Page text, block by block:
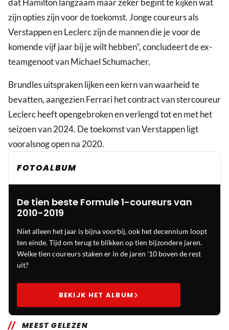
dat Hamilton langzaam maar zeker begint te kijken wat
zijn opties zijn voor de toekomst. Jonge coureurs als
Verstappen en Leclerc zijn de mannen die je voor de
komende vijf jaar bij je wilt hebben", concludeert de ex-
teamgenoot van Michael Schumacher.
Brundles uitspraken lijken een kern van waarheid te
bevatten, aangezien Ferrari het contract van stercoureur
Leclerc heeft opengebroken en verlengd tot en met het
seizoen van 2024. De toekomst van Verstappen ligt
vooralsnog open na 2020.
FOTOALBUM
De tien beste Formule 1-coureurs van
2010-2019
Niet alleen het jaar is bijna voorbij, ook het decennium loopt
ten einde. Tijd om terug te blikken op tien bijzondere jaren.
Welke tien coureurs staken er in de jaren '10 boven de rest
uit?
BEKIJK HET ALBUM
MEEST GELEZEN